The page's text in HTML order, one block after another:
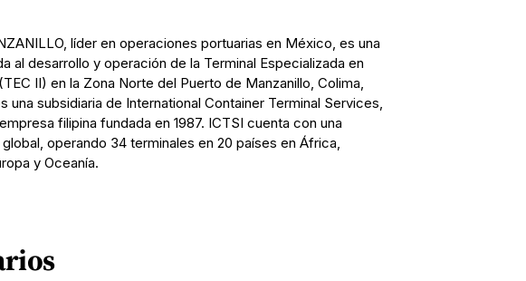
líder en operaciones portuarias en México, es una
al desarrollo y operación de la Terminal Especializada en
II) en la Zona Norte del Puerto de Manzanillo, Colima,
una subsidiaria de International Container Terminal Services,
filipina fundada en 1987. ICTSI cuenta con una
operando 34 terminales en 20 países en África,
y Oceanía.